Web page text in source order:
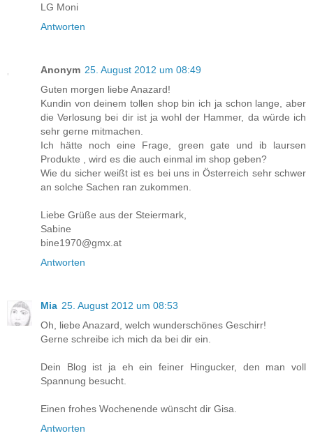
LG Moni
Antworten
Anonym 25. August 2012 um 08:49
Guten morgen liebe Anazard!
Kundin von deinem tollen shop bin ich ja schon lange, aber
die Verlosung bei dir ist ja wohl der Hammer, da würde ich
sehr gerne mitmachen.
Ich hätte noch eine Frage, green gate und ib laursen
Produkte , wird es die auch einmal im shop geben?
Wie du sicher weißt ist es bei uns in Österreich sehr schwer
an solche Sachen ran zukommen.
Liebe Grüße aus der Steiermark,
Sabine
bine1970@gmx.at
Antworten
Mia 25. August 2012 um 08:53
Oh, liebe Anazard, welch wunderschönes Geschirr!
Gerne schreibe ich mich da bei dir ein.
Dein Blog ist ja eh ein feiner Hingucker, den man voll
Spannung besucht.
Einen frohes Wochenende wünscht dir Gisa.
Antworten